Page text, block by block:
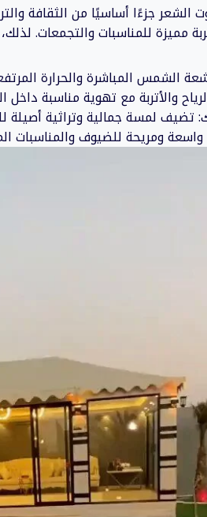
الشعر جزءًا أساسيًا من الثقافة
مميزة للمناسبات والتجمعات.
الشمس المباشرة والحرارة
والأتربة مع تهوية مناسبة داخل
تضيف لمسة جمالية وتراثية أصيلة
واسعة ومريحة للضيوف والمناسبات